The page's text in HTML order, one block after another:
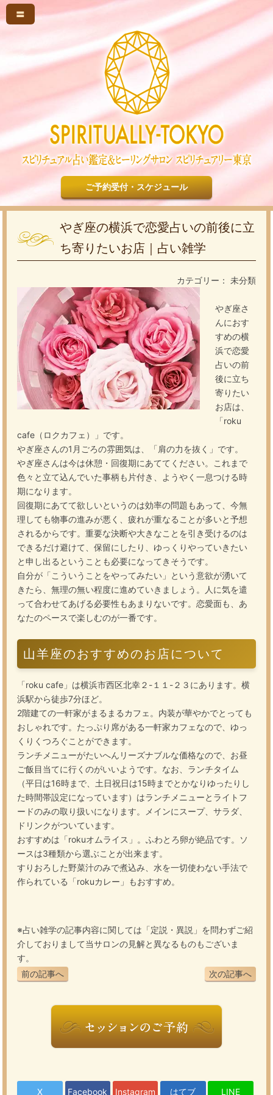
〓
ご予約受付・スケジュール
やぎ座の横浜で恋愛占いの前後に立
ち寄りたいお店｜占い雑学
カテゴリー： 未分類
やぎ座さ
んにおす
すめの横
浜で恋愛
占いの前
後に立ち
寄りたい
お店は、
「roku
cafe（ロクカフェ）」です。
やぎ座さんの1月ごろの雰囲気は、「肩の力を抜く」です。
やぎ座さんは今は休憩・回復期にあててください。これまで
色々と立て込んでいた事柄も片付き、ようやく一息つける時
期になります。
回復期にあてて欲しいというのは効率の問題もあって、今無
理しても物事の進みが悪く、疲れが重なることが多いと予想
されるからです。重要な決断や大きなことを引き受けるのは
できるだけ避けて、保留にしたり、ゆっくりやっていきたい
と申し出るということも必要になってきそうです。
自分が「こういうことをやってみたい」という意欲が湧いて
きたら、無理の無い程度に進めていきましょう。人に気を遣
って合わせてあげる必要性もあまりないです。恋愛面も、あ
なたのペースで楽しむのが一番です。
山羊座のおすすめのお店について
「roku cafe」は横浜市西区北幸２-１１-２３にあります。横
浜駅から徒歩7分ほど。
2階建ての一軒家がまるまるカフェ。内装が華やかでとっても
おしゃれです。たっぷり席がある一軒家カフェなので、ゆっ
くりくつろぐことができます。
ランチメニューがたいへんリーズナブルな価格なので、お昼
ご飯目当てに行くのがいいようです。なお、ランチタイム
（平日は16時まで、土日祝日は15時までとかなりゆったりし
た時間帯設定になっています）はランチメニューとライトフ
ードのみの取り扱いになります。メインにスープ、サラダ、
ドリンクがついています。
おすすめは「rokuオムライス」。ふわとろ卵が絶品です。ソ
ースは3種類から選ぶことが出来ます。
すりおろした野菜汁のみで煮込み、水を一切使わない手法で
作られている「rokuカレー」もおすすめ。
※占い雑学の記事内容に関しては「定説・異説」を問わずご紹
介しておりまして当サロンの見解と異なるものもございま
す。
次の記事へ
前の記事へ
X Facebook Instagram はてブ LINE